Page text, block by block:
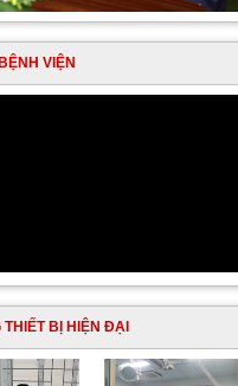
VIỆN
THIẾT BỊ HIỆN ĐẠI